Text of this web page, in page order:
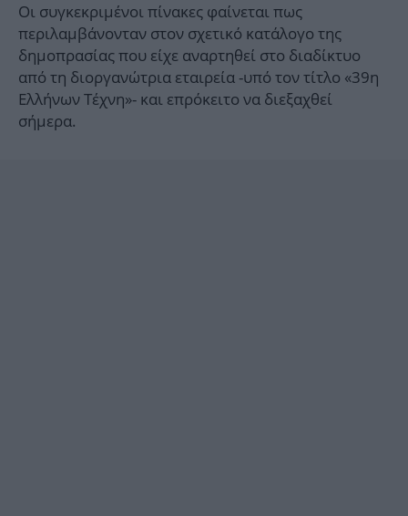
Οι συγκεκριμένοι πίνακες φαίνεται πως
περιλαμβάνονταν στον σχετικό κατάλογο της
δημοπρασίας που είχε αναρτηθεί στο διαδίκτυο
από τη διοργανώτρια εταιρεία -υπό τον τίτλο «39η
Ελλήνων Τέχνη»- και επρόκειτο να διεξαχθεί
σήμερα.